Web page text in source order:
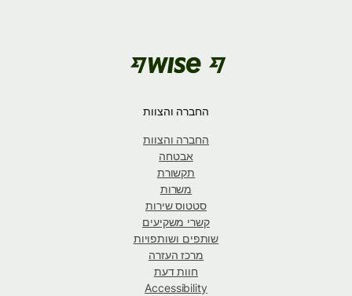
החברה והצוות
החברה והצוות
אבטחה
תקשורת
משרות
סטטוס שירות
קשרי משקיעים
שותפים ושותפויות
מרכז העזרה
חוות דעת
Accessibility